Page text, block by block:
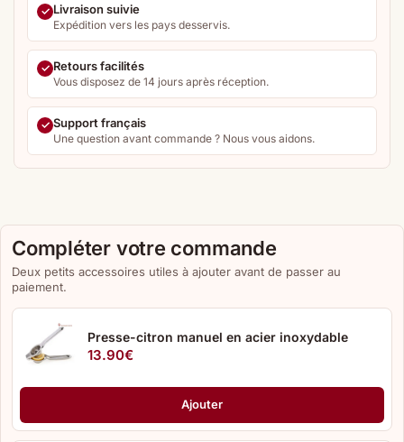
Livraison suivie
Expédition vers les pays desservis.
Retours facilités
Vous disposez de 14 jours après réception.
Support français
Une question avant commande ? Nous vous aidons.
Compléter votre commande
Deux petits accessoires utiles à ajouter avant de passer au
paiement.
Presse-citron manuel en acier inoxydable
13.90€
Ajouter